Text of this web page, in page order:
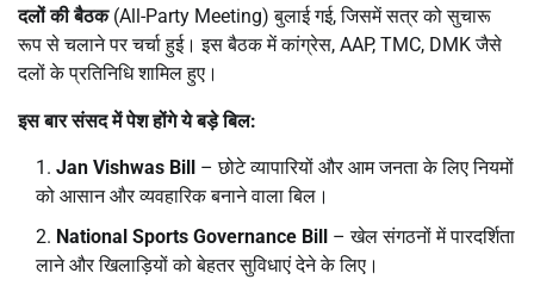
दलों की बैठक(All-Party Meeting) बुलाई गई, जिसमें सत्र को सुचारू
रूप से चलाने पर चर्चा हुई। इस बैठक में कांग्रेस, AAP, TMC, DMK जैसे
दलों के प्रतिनिधि शामिल हुए।
इस बार संसद में पेश होंगे ये बड़े बिल:
Jan Vishwas Bill – छोटे व्यापारियों और आम जनता के लिए नियमों
को आसान और व्यवहारिक बनाने वाला बिल।
National Sports Governance Bill – खेल संगठनों में पारदर्शिता
लाने और खिलाड़ियों को बेहतर सुविधाएं देने के लिए।